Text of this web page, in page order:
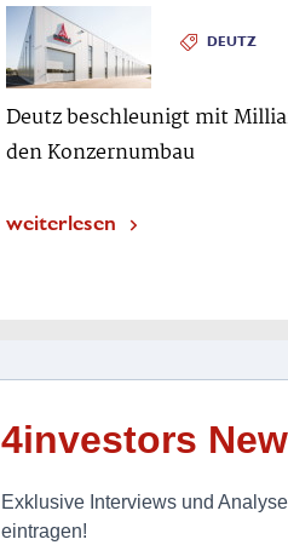
DEUTZ
Deutz beschleunigt mit
den Konzernumbau
weiterlesen
4investors
Exklusive Interviews und
eintragen!